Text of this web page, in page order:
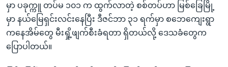
မှာ ပခုက္ကူ တပ်မ ၁၀၁ က ထွက်လာတဲ့ စစ်တပ်ဟာ မြစ်ခြေမြို့
မှာ နယ်မြေရှင်းလင်းနေပြီး ဒီဇင်ဘာ ၃၁ ရက်မှာ စဘေကျေးရွာ
ကနေအိမ်တွေ မီးရှို့ဖျက်စီးခံရတာ ရှိတယ်လို့ ဒေသခံတွေက
ပြောပါတယ်။